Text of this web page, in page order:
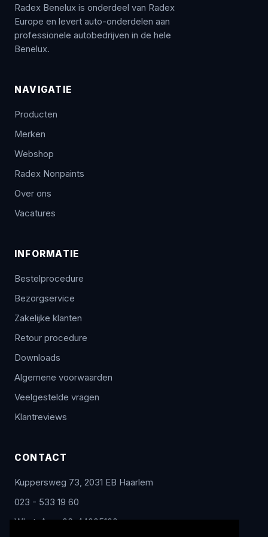
Radex Benelux is onderdeel van Radex
Europe en levert auto-onderdelen aan
professionele autobedrijven in de hele
Benelux.
NAVIGATIE
Producten
Merken
Webshop
Radex Nonpaints
Over ons
Vacatures
INFORMATIE
Bestelprocedure
Bezorgservice
Zakelijke klanten
Retour procedure
Downloads
Algemene voorwaarden
Veelgestelde vragen
Klantreviews
CONTACT
Kuppersweg 73, 2031 EB Haarlem
023 - 533 19 60
WhatsApp: 06-44005100